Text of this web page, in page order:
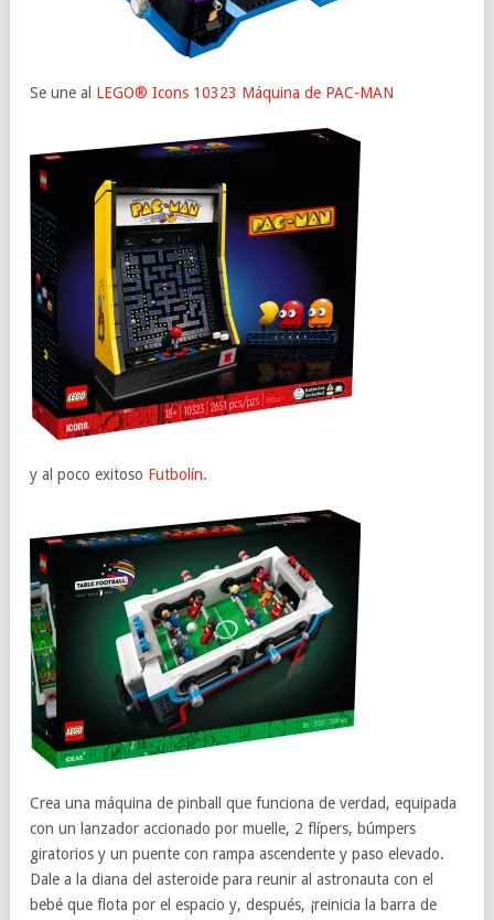
Se une al LEGO® Icons 10323 Máquina de PAC-MAN
y al poco exitoso Futbolín.
Crea una máquina de pinball que funciona de verdad, equipada
con un lanzador accionado por muelle, 2 flípers, búmpers
giratorios y un puente con rampa ascendente y paso elevado.
Dale a la diana del asteroide para reunir al astronauta con el
bebé que flota por el espacio y, después, ¡reinicia la barra de